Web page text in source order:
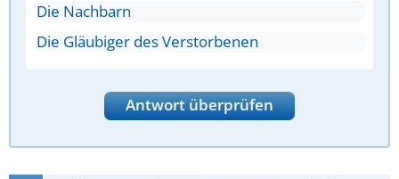
Die Nachbarn
Die Gläubiger des Verstorbenen
Antwort überprüfen